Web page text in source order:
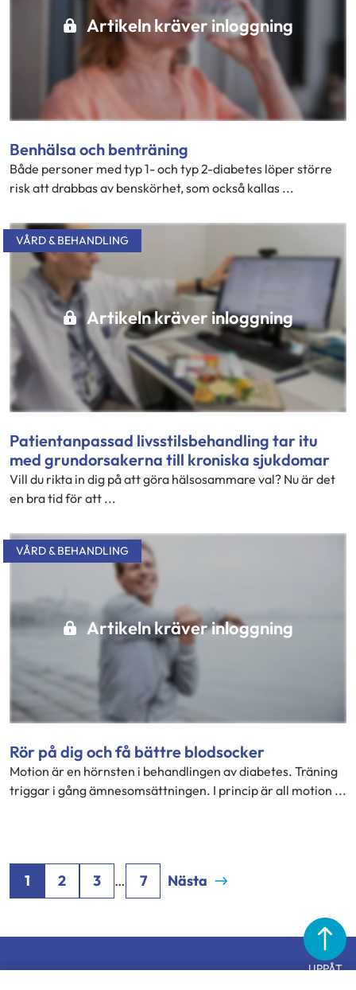
Artikeln kräver inloggning
Benhälsa och benträning
Både personer med typ 1- och typ 2-diabetes löper större
risk att drabbas av benskörhet, som också kallas ...
Artikeln kräver inloggning
VÅRD & BEHANDLING
Patientanpassad livsstilsbehandling tar itu
med grundorsakerna till kroniska sjukdomar
Vill du rikta in dig på att göra hälsosammare val? Nu är det
en bra tid för att ...
Artikeln kräver inloggning
VÅRD & BEHANDLING
Rör på dig och få bättre blodsocker
Motion är en hörnsten i behandlingen av diabetes. Träning
triggar i gång ämnesomsättningen. I princip är all motion ...
1 2 3 … 7 Nästa
UPPÅT